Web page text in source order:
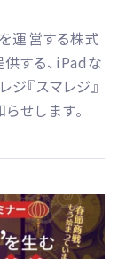
運営する株式
する、iPadな
『スマレジ』
せします。